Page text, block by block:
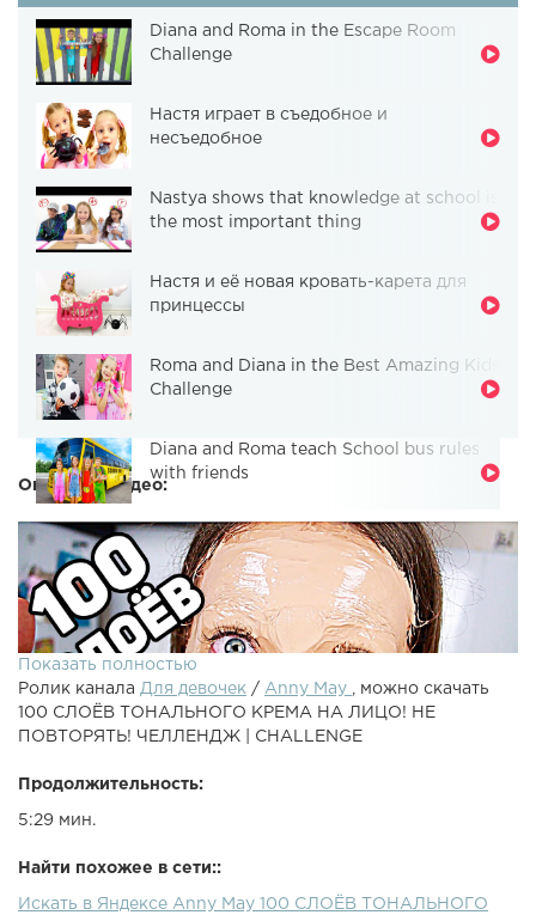
Diana and Roma in the Escape Room
Challenge
Настя играет в съедобное и
несъедобное
Nastya shows that knowledge at school is
the most important thing
Настя и её новая кровать-карета для
принцессы
Roma and Diana in the Best Amazing Kids
Challenge
Diana and Roma teach School bus rules
with friends
Описание видео:
ПОВТОРЯТЬ! ЧЕЛЛЕНДЖ | CHALLENGEПредыдущее
за лайк и подписку ♡100 СЛОЁВ ЖИДКОЙ ПОМАДЫ НА
Показать полностью
Ролик канала Для девочек / Anny May
, можно скачать
100 СЛОЁВ ТОНАЛЬНОГО КРЕМА НА ЛИЦО! НЕ
ПОВТОРЯТЬ! ЧЕЛЛЕНДЖ | CHALLENGE
Продолжительность:
5:29 мин.
Найти похожее в сети::
Искать в Яндексе Anny May 100 СЛОЁВ ТОНАЛЬНОГО